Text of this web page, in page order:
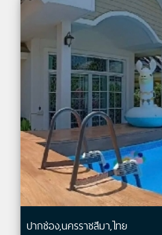
ปากช่อง,นครราชสีมา,ไทย